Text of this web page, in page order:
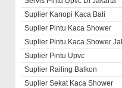
Suplier Kanopi Kaca Bali
Suplier Pintu Kaca Shower
Suplier Pintu Kaca Shower
Suplier Pintu Upvc
Suplier Railing Balkon
Suplier Sekat Kaca Shower